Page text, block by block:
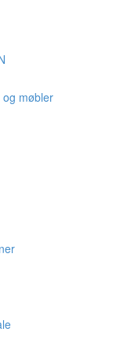
og møbler